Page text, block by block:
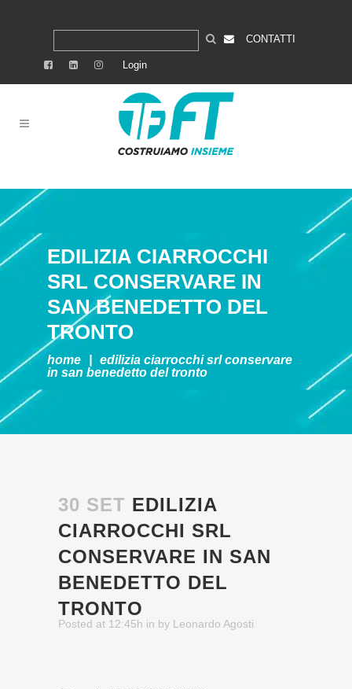
CONTATTI
Login
EDILIZIA CIARROCCHI
SRL CONSERVARE IN
SAN BENEDETTO DEL
TRONTO
home edilizia ciarrocchi srlconservare
in san benedetto del tronto
30 SET EDILIZIA
CIARROCCHI SRL
CONSERVARE IN SAN
BENEDETTO DEL
TRONTO
Posted at 12:45h in by Leonardo Agosti